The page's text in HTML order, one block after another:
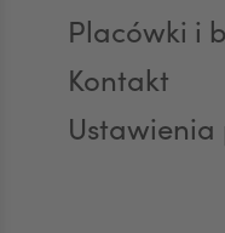
Placówki i
Kontakt
Ustawienia